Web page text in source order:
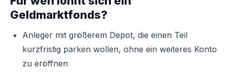
Geldmarktfonds?
Anleger mit größerem Depot, die einen Teil
kurzfristig parken wollen, ohne ein weiteres Konto
zu eröffnen